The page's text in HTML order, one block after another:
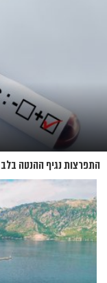
התפרצות נגיף ההנטה